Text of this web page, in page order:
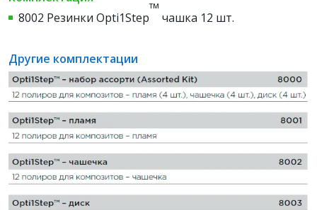
8002 Резинки Opti1Step
тм
чашка 12 шт.
Другие комплектации